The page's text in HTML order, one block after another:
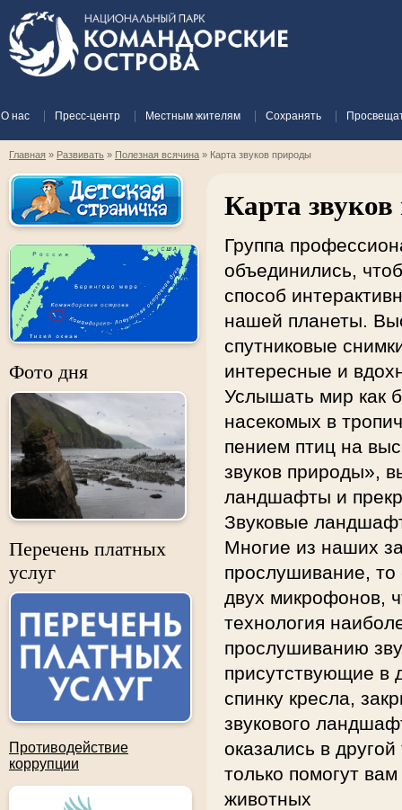
О нас Пресс-центр Местным жителям Сохранять
Главная » Развивать » Полезная всячина » Картa звуков природы
Фото дня
Перечень платных
услуг
Противодействие
коррупции
Картa
Группа
объединились,
способ
нашей планеты.
спутниковые
интересные и
Услышать мир как
насекомых в
пением птиц на
звуков природы»,
ландшафты и
Звуковые
Многие из наших
прослушивание, то
двух микрофонов,
технология
прослушиванию
присутствующие в
спинку кресла,
звукового
оказались в
только помогут
животных